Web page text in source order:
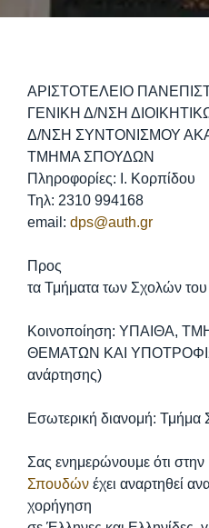
ΑΡΙΣΤΟΤΕΛΕΙΟ
ΓΕΝΙΚΗ Δ/ΝΣΗ
Δ/ΝΣΗ ΣΥΝΤΟΝΙΣΜΟΥ
ΤΜΗΜΑ ΣΠΟΥΔΩΝ
Πληροφορίες: Ι. Κορπίδου
Τηλ: 2310 994168
email: dps@auth.gr
Προς
τα Τμήματα των Σχολών
Κοινοποίηση: ΥΠΑΙΘΑ,
ΘΕΜΑΤΩΝ ΚΑΙ ΥΠΟΤΡΟΦΙΩΝ
ανάρτησης)
Εσωτερική διανομή:
Σας ενημερώνουμε ότι στην
Σπουδών έχει αναρτηθεί
χορήγηση